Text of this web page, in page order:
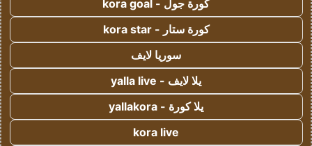
كورة جول - kora goal
كورة ستار - kora star
سوريا لايف
يلا لايف - yalla live
يلا كورة - yallakora
kora live